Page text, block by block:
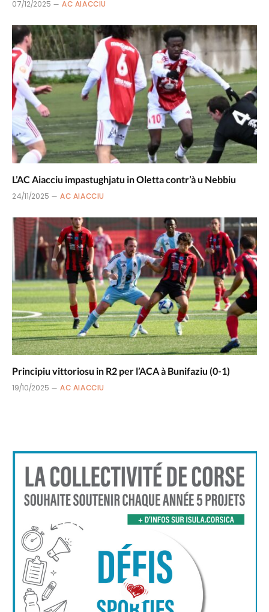
07/12/2025 AC AIACCIU
L’AC Aiacciu impastughjatu in Oletta contr’à u Nebbiu
24/11/2025 AC AIACCIU
Principiu vittoriosu in R2 per l’ACA à Bunifaziu (0-1)
19/10/2025 AC AIACCIU